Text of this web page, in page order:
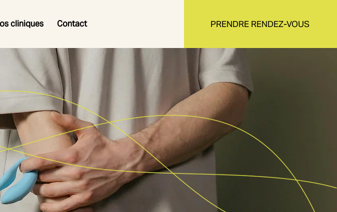
cliniques Contact PRENDRE RENDEZ-VOUS